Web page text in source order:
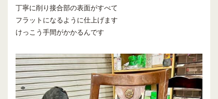
丁寧に削り接合部の表面がすべて
フラットになるように仕上げます
けっこう手間がかかるんです